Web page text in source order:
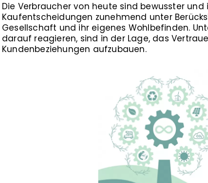
Die Verbraucher von heute sind bewusster
Kaufentscheidungen zunehmend unter
Gesellschaft und ihr eigenes Wohlbefinden.
darauf reagieren, sind in der Lage, das
Kundenbeziehungen aufzubauen.